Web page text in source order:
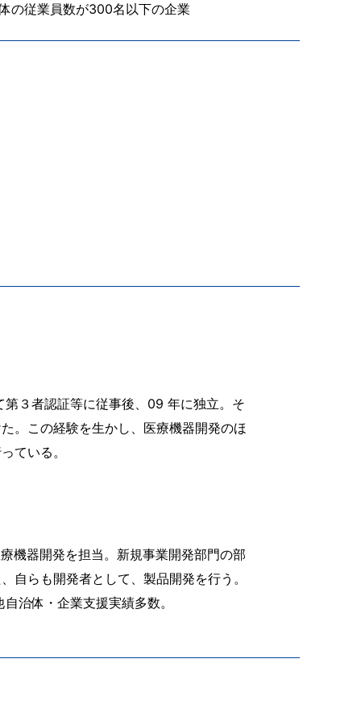
の従業員数が300名以下の企業
３者認証等に従事後、09 年に独立。そ
。この経験を生かし、医療機器開発のほ
ている。
機器開発を担当。新規事業開発部門の部
自らも開発者として、製品開発を行う。
治体・企業支援実績多数。